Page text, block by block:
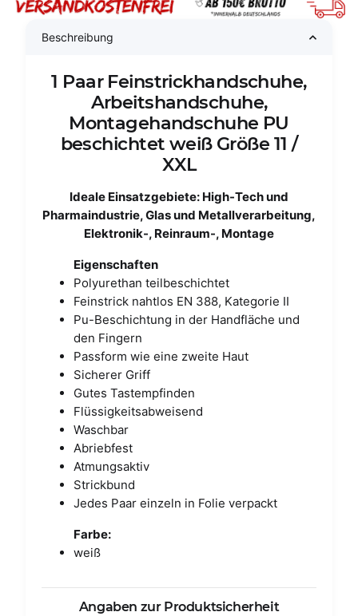
Beschreibung
1 Paar Feinstrickhandschuhe,
Arbeitshandschuhe,
Montagehandschuhe PU
beschichtet weiß Größe 11 /
XXL
Ideale Einsatzgebiete: High-Tech und
Pharmaindustrie, Glas und Metallverarbeitung,
Elektronik-, Reinraum-, Montage
Eigenschaften
Polyurethan teilbeschichtet
Feinstrick nahtlos EN 388, Kategorie II
Pu-Beschichtung in der Handfläche und
den Fingern
Passform wie eine zweite Haut
Sicherer Griff
Gutes Tastempfinden
Flüssigkeitsabweisend
Waschbar
Abriebfest
Atmungsaktiv
Strickbund
Jedes Paar einzeln in Folie verpackt
Farbe:
weiß
Angaben zur Produktsicherheit